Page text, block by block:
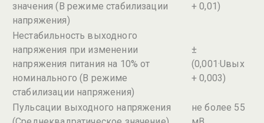
значения (В режиме стабилизации
напряжения)
+ 0,01)
Нестабильность выходного
напряжения при изменении
напряжения питания на 10% от
номинального (В режиме
стабилизации напряжения)
±
(0,001·Uвых
+ 0,003)
Пульсации выходного напряжения
не более 55